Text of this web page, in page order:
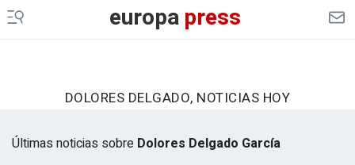
europapress
DOLORES DELGADO, NOTICIAS HOY
Últimas noticias sobre Dolores Delgado García